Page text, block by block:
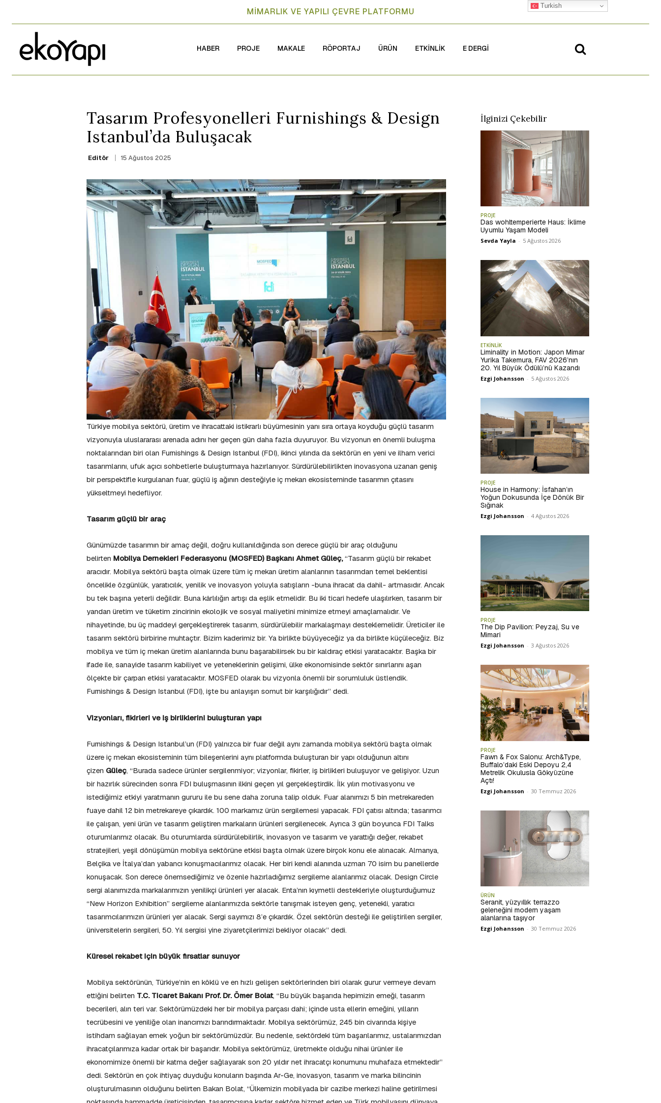
MİMARLIK VE YAPILI ÇEVRE PLATFORMU
HABER PROJE MAKALE RÖPORTAJ ÜRÜN ETKİNLİK E DERGİ
Tasarım Profesyonelleri Furnishings & Design
Istanbul’da Buluşacak
Editör 15 Ağustos 2025
Türkiye mobilya sektörü, üretim ve ihracattaki istikrarlı büyümesinin yanı sıra ortaya koyduğu güçlü tasarım
vizyonuyla uluslararası arenada adını her geçen gün daha fazla duyuruyor. Bu vizyonun en önemli buluşma
noktalarından biri olan Furnishings & Design Istanbul (FDI), ikinci yılında da sektörün en yeni ve ilham verici
tasarımlarını, ufuk açıcı sohbetlerle buluşturmaya hazırlanıyor. Sürdürülebilirlikten inovasyona uzanan geniş
bir perspektifle kurgulanan fuar, güçlü iş ağının desteğiyle iç mekan ekosisteminde tasarımın çıtasını
yükseltmeyi hedefliyor.
Tasarım güçlü bir araç
Günümüzde tasarımın bir amaç değil, doğru kullanıldığında son derece güçlü bir araç olduğunu
belirten Mobilya Dernekleri Federasyonu (MOSFED) Başkanı Ahmet Güleç,“Tasarım güçlü bir rekabet
aracıdır. Mobilya sektörü başta olmak üzere tüm iç mekan üretim alanlarının tasarımdan temel beklentisi
öncelikle özgünlük, yaratıcılık, yenilik ve inovasyon yoluyla satışların -buna ihracat da dahil- artmasıdır. Ancak
bu tek başına yeterli değildir. Buna kârlılığın artışı da eşlik etmelidir. Bu iki ticari hedefe ulaşılırken, tasarım bir
yandan üretim ve tüketim zincirinin ekolojik ve sosyal maliyetini minimize etmeyi amaçlamalıdır. Ve
nihayetinde, bu üç maddeyi gerçekleştirerek tasarım, sürdürülebilir markalaşmayı desteklemelidir. Üreticiler ile
tasarım sektörü birbirine muhtaçtır. Bizim kaderimiz bir. Ya birlikte büyüyeceğiz ya da birlikte küçüleceğiz. Biz
mobilya ve tüm iç mekan üretim alanlarında bunu başarabilirsek bu bir kaldıraç etkisi yaratacaktır. Başka bir
ifade ile, sanayide tasarım kabiliyet ve yeteneklerinin gelişimi, ülke ekonomisinde sektör sınırlarını aşan
ölçekte bir çarpan etkisi yaratacaktır. MOSFED olarak bu vizyonla önemli bir sorumluluk üstlendik.
Furnishings & Design Istanbul (FDI), işte bu anlayışın somut bir karşılığıdır” dedi.
Vizyonları, fikirleri ve iş birliklerini buluşturan yapı
Furnishings & Design Istanbul’un (FDI) yalnızca bir fuar değil aynı zamanda mobilya sektörü başta olmak
üzere iç mekan ekosisteminin tüm bileşenlerini aynı platformda buluşturan bir yapı olduğunun altını
çizen Güleç, “Burada sadece ürünler sergilenmiyor; vizyonlar, fikirler, iş birlikleri buluşuyor ve gelişiyor. Uzun
bir hazırlık sürecinden sonra FDI buluşmasının ilkini geçen yıl gerçekleştirdik. İlk yılın motivasyonu ve
istediğimiz etkiyi yaratmanın gururu ile bu sene daha zoruna talip olduk. Fuar alanımızı 5 bin metrekareden
fuaye dahil 12 bin metrekareye çıkardık. 100 markamız ürün sergilemesi yapacak. FDI çatısı altında; tasarımcı
ile çalışan, yeni ürün ve tasarım geliştiren markaların ürünleri sergilenecek. Ayrıca 3 gün boyunca FDI Talks
oturumlarımız olacak. Bu oturumlarda sürdürülebilirlik, inovasyon ve tasarım ve yarattığı değer, rekabet
stratejileri, yeşil dönüşümün mobilya sektörüne etkisi başta olmak üzere birçok konu ele alınacak. Almanya,
Belçika ve İtalya’dan yabancı konuşmacılarımız olacak. Her biri kendi alanında uzman 70 isim bu panellerde
konuşacak. Son derece önemsediğimiz ve özenle hazırladığımız sergileme alanlarımız olacak. Design Circle
sergi alanımızda markalarımızın yenilikçi ürünleri yer alacak. Enta’nın kıymetli destekleriyle oluşturduğumuz
“New Horizon Exhibition” sergileme alanlarımızda sektörle tanışmak isteyen genç, yetenekli, yaratıcı
tasarımcılarımızın ürünleri yer alacak. Sergi sayımızı 8’e çıkardık. Özel sektörün desteği ile geliştirilen sergiler,
üniversitelerin sergileri, 50. Yıl sergisi yine ziyaretçilerimizi bekliyor olacak” dedi.
Küresel rekabet için büyük fırsatlar sunuyor
Mobilya sektörünün, Türkiye’nin en köklü ve en hızlı gelişen sektörlerinden biri olarak gurur vermeye devam
ettiğini belirten T.C. Ticaret Bakanı Prof. Dr. Ömer Bolat, “Bu büyük başarıda hepimizin emeği, tasarım
becerileri, alın teri var. Sektörümüzdeki her bir mobilya parçası dahi; içinde usta ellerin emeğini, yılların
tecrübesini ve yeniliğe olan inancımızı barındırmaktadır. Mobilya sektörümüz, 245 bin civarında kişiye
istihdam sağlayan emek yoğun bir sektörümüzdür. Bu nedenle, sektördeki tüm başarılarımız, ustalarımızdan
ihracatçılarımıza kadar ortak bir başarıdır. Mobilya sektörümüz, üretmekte olduğu nihai ürünler ile
ekonomimize önemli bir katma değer sağlayarak son 20 yıldır net ihracatçı konumunu muhafaza etmektedir”
dedi. Sektörün en çok ihtiyaç duyduğu konuların başında Ar-Ge, inovasyon, tasarım ve marka bilincinin
oluşturulmasının olduğunu belirten Bakan Bolat, “Ülkemizin mobilyada bir cazibe merkezi haline getirilmesi
İlginizi Çekebilir
PROJE
Das wohltemperierte Haus: İklime
Uyumlu Yaşam Modeli
Sevda Yayla - 5 Ağustos 2026
ETKİNLİK
Liminality in Motion: Japon Mimar
Yurika Takemura, FAV 2026’nın
20. Yıl Büyük Ödülü’nü Kazandı
Ezgi Johansson - 5 Ağustos 2026
PROJE
House in Harmony: İsfahan’ın
Yoğun Dokusunda İçe Dönük Bir
Sığınak
Ezgi Johansson - 4 Ağustos 2026
PROJE
The Dip Pavilion: Peyzaj, Su ve
Mimari
Ezgi Johansson - 3 Ağustos 2026
PROJE
Fawn & Fox Salonu: Arch&Type,
Buffalo’daki Eski Depoyu 2,4
Metrelik Okulusla Gökyüzüne
Açtı!
Ezgi Johansson - 30 Temmuz 2026
ÜRÜN
Seranit, yüzyıllık terrazzo
geleneğini modern yaşam
alanlarına taşıyor
Ezgi Johansson - 30 Temmuz 2026
Turkish